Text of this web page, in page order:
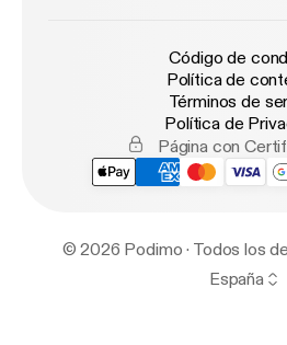
Código de
Política de
Términos de
Política de
Página con
© 2026 Podimo · Todos los
España